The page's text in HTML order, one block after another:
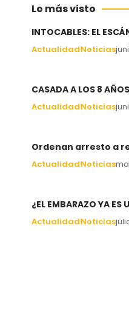
Lo más visto
INTOCABLES: EL
ActualidadNoticias
CASADA A LOS 8
ActualidadNoticias
Ordenan arresto a
ActualidadNoticias
¿EL EMBARAZO YA ES
ActualidadNoticias